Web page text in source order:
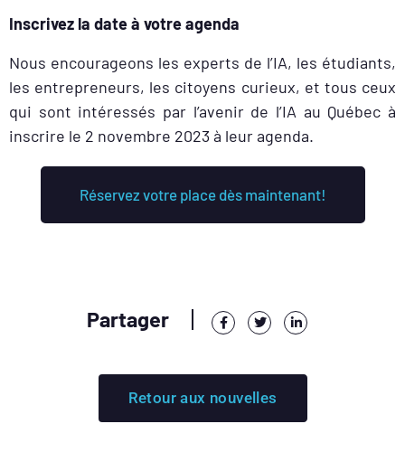
Inscrivez la date à votre agenda
Nous encourageons les experts de l’IA, les étudiants,
les entrepreneurs, les citoyens curieux, et tous ceux
qui sont intéressés par l’avenir de l’IA au Québec à
inscrire le 2 novembre 2023 à leur agenda.
Réservez votre place dès maintenant!
Partager
Retour aux nouvelles